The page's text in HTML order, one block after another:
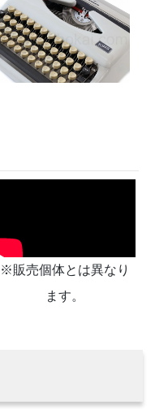
※販売個体とは異なり
ます。